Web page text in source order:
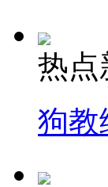
热点
狗教